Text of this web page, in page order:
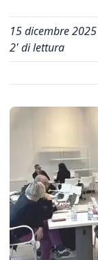
15 dicembre 2025
2' di lettura